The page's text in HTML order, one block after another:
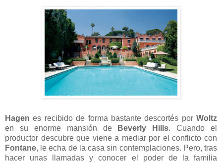
Hagen es recibido de forma bastante descortés por Woltz
en su enorme mansión de
Beverly Hills. Cuando el
productor descubre que viene a mediar por el conflicto con
Fontane, le echa de la casa sin contemplaciones. Pero, tras
hacer unas llamadas y conocer el poder de la familia